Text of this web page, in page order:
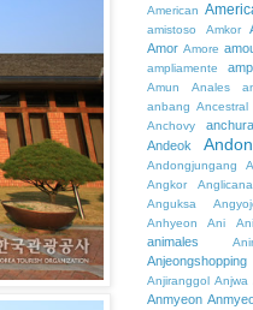
American
amistoso
Amkor
Amor Amore
ampliamente
Amun
Anales
anbang Ancestral
Anchovy
anchura
Andeok
Andongjungang
Angkor
Anglicana
Anguksa
Anhyeon
Ani
animales
Anjeongshopping
Anjiranggol Anjwa
Anmyeon